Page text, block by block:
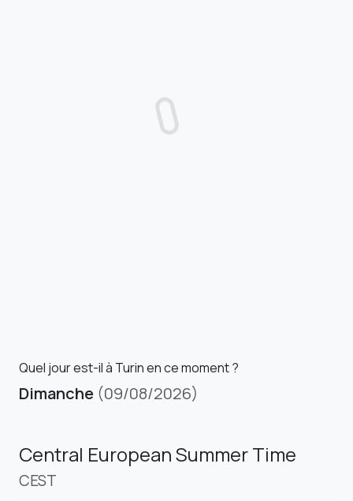
Quel jour est-il à Turin en ce moment ?
Dimanche (09/08/2026)
Central European Summer Time
CEST